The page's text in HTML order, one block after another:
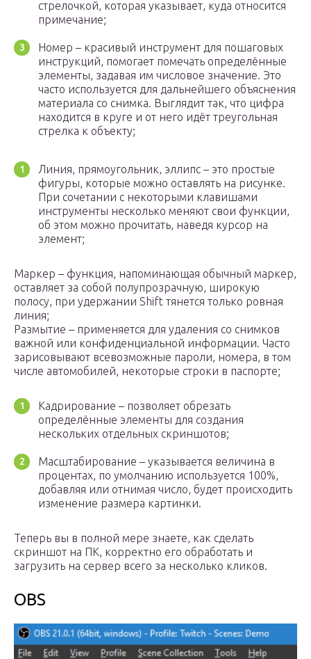
стрелочкой, которая указывает, куда относится
примечание;
Номер – красивый инструмент для пошаговых
инструкций, помогает помечать определённые
элементы, задавая им числовое значение. Это
часто используется для дальнейшего объяснения
материала со снимка. Выглядит так, что цифра
находится в круге и от него идёт треугольная
стрелка к объекту;
Линия, прямоугольник, эллипс – это простые
фигуры, которые можно оставлять на рисунке.
При сочетании с некоторыми клавишами
инструменты несколько меняют свои функции,
об этом можно прочитать, наведя курсор на
элемент;
Маркер – функция, напоминающая обычный маркер,
оставляет за собой полупрозрачную, широкую
полосу, при удержании Shift тянется только ровная
линия;
Размытие – применяется для удаления со снимков
важной или конфиденциальной информации. Часто
зарисовывают всевозможные пароли, номера, в том
числе автомобилей, некоторые строки в паспорте;
Кадрирование – позволяет обрезать
определённые элементы для создания
нескольких отдельных скриншотов;
Масштабирование – указывается величина в
процентах, по умолчанию используется 100%,
добавляя или отнимая число, будет происходить
изменение размера картинки.
Теперь вы в полной мере знаете, как сделать
скриншот на ПК, корректно его обработать и
загрузить на сервер всего за несколько кликов.
OBS